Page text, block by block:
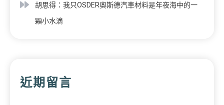
胡思得：我只OSDER奧斯德汽車材料是年夜海中的一
顆小水滴
近期留言